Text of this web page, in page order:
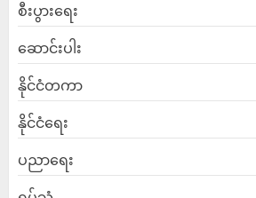
စီးပွားရေး
ဆောင်းပါး
နိုင်ငံတကာ
နိုင်ငံရေး
ပညာရေး